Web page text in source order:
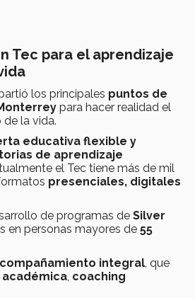
Tec para el aprendizaje
los principales puntos de
para hacer realidad el
de la vida.
educativa flexible y
de aprendizaje
el Tec tiene más de mil
presenciales, digitales
de programas de Silver
en personas mayores de 55
integral, que
, coaching